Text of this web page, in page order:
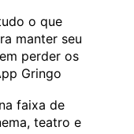
o que
manter seu
perder os
Gringo
faixa de
teatro e